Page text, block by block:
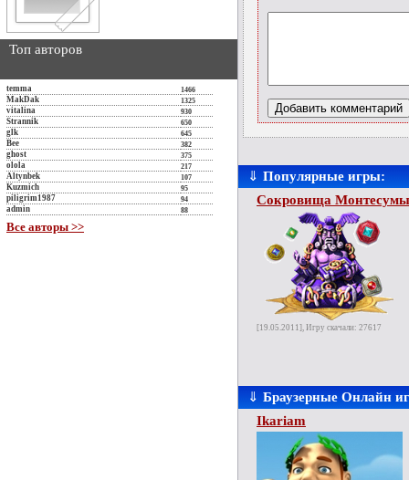
Топ авторов
temma 1466
MakDak 1325
vitalina 930
Strannik 650
glk 645
Bee 382
ghost 375
olola 217
Altynbek 107
Kuzmich 95
piligrim1987 94
admin 88
Все авторы >>
⇓ Популярные игры:
Сокровища
[19.05.2011], Игру скачали: 27617
⇓ Браузерные Онлайн
Ikariam